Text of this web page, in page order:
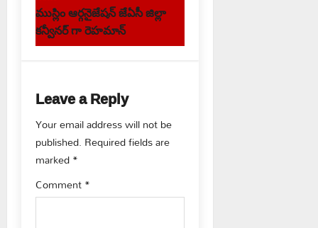
t
a
v
i
g
ముస్లిం ఆర్గనైజేషన్ జేఏసీ జిల్లా
కన్వీనర్ గా రెహమాన్
Leave a Reply
Your email address will not be
published. Required fields are
marked*
Comment*